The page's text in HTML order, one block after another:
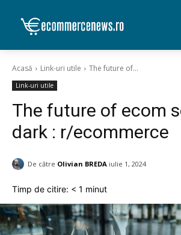
Acasă Link-uri utile The future of...
Link-uri utile
The future of ecom
dark : r/ecommerce
De către Olivian BREDA iulie 1, 2024
Timp de citire: < 1 minut